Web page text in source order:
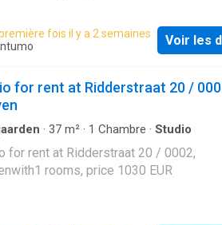
en andere winkels. Alles is te
Het appartement omvat een
met voldoende plaats voor een tafel,
douche. Er zijn geen bijkomende
fois il y a 2 semaines
Voir les
for rent at Ridderstraat 20 /
· 37 m² · 1 Chambre · Studio
for rent at Ridderstraat 20 / 0002,
rooms, price 1030 EUR